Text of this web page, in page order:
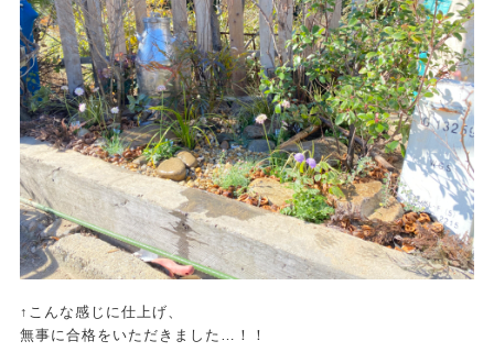
↑こんな感じに仕上げ、
無事に合格をいただきました…！！